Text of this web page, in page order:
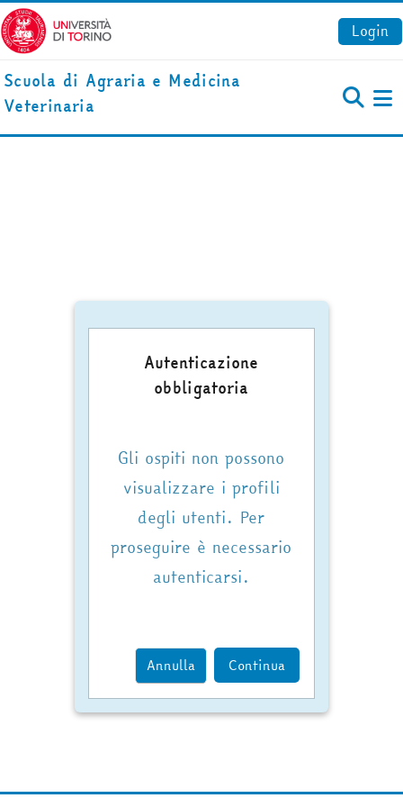
Vai al contenuto principale
Login
Scuola di Agraria e Medicina
Veterinaria
Autenticazione
obbligatoria
Gli ospiti non possono
visualizzare i profili
degli utenti. Per
proseguire è necessario
autenticarsi.
Annulla Continua